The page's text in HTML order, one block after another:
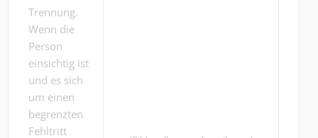
Trennung.
Wenn die
Person
einsichtig ist
und es sich
um einen
begrenzten
Fehltritt